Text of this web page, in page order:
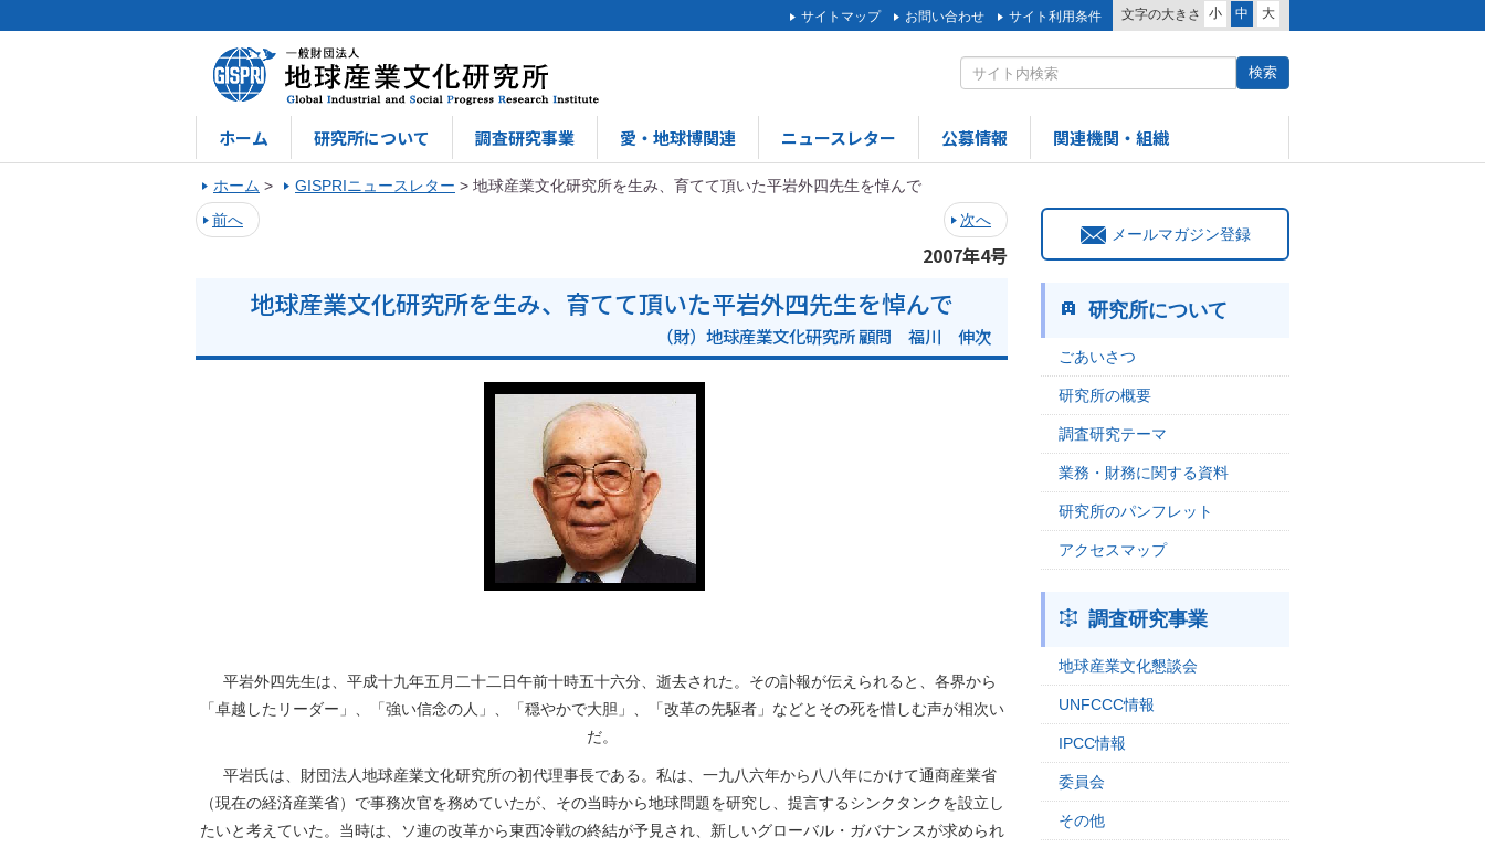
文字の大きさ 小 中 大
サイトマップ お問い合わせ サイト利用条件
ホーム 研究所について 調査研究事業 愛・地球博関連 ニュースレター 公募情報 関連機関・組織
ホーム > GISPRIニュースレター > 地球産業文化研究所を生み、育てて頂いた平岩外四先生を悼んで
前へ
次へ
2007年4号
地球産業文化研究所を生み、育てて頂いた平岩外四先生を悼んで
（財）地球産業文化研究所 顧問 福川 伸次
平岩外四先生は、平成十九年五月二十二日午前十時五十六分、逝去された。その訃報が伝えられると、各界から
「卓越したリーダー」、「強い信念の人」、「穏やかで大胆」、「改革の先駆者」などとその死を惜しむ声が相次い
だ。
平岩氏は、財団法人地球産業文化研究所の初代理事長である。私は、一九八六年から八八年にかけて通商産業省
（現在の経済産業省）で事務次官を務めていたが、その当時から地球問題を研究し、提言するシンクタンクを設立し
たいと考えていた。当時は、ソ連の改革から東西冷戦の終結が予見され、新しいグローバル・ガバナンスが求められ
メールマガジン登録
研究所について
ごあいさつ
研究所の概要
調査研究テーマ
業務・財務に関する資料
研究所のパンフレット
アクセスマップ
調査研究事業
地球産業文化懇談会
UNFCCC情報
IPCC情報
委員会
その他